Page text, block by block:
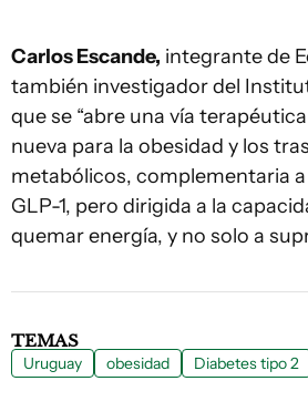
Carlos Escande, integrante de
también investigador del
que se “abre una vía
nueva para la obesidad y los
metabólicos, complementaria
GLP-1, pero dirigida a la
quemar energía, y no solo a
TEMAS
Uruguay obesidad Diabetes tipo 2